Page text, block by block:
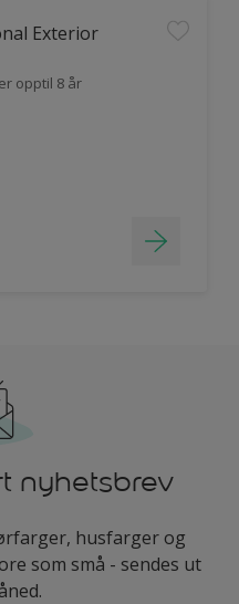
Exterior
opptil 8 år
nyhetsbrev
husfarger og
som små - sendes ut